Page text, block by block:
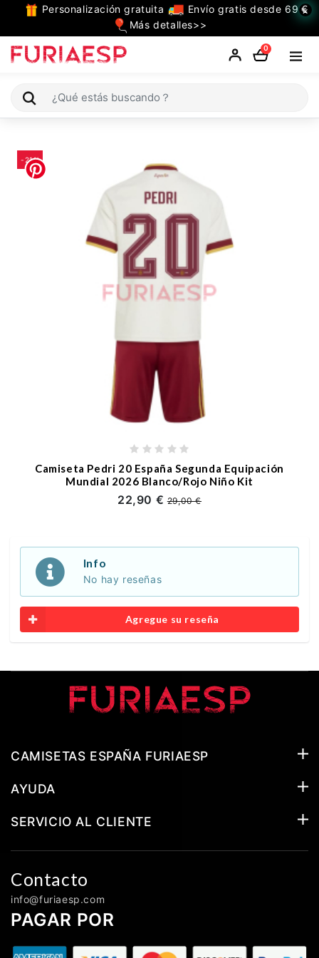
Personalización gratuita
Envío gratis desde 69 €
Más detalles>>
×
0
TODAS
LAS
CATEGORIAS
Camiseta España
Niño
-21%
Camiseta Pedri 20 España Segunda Equipación
Mundial 2026 Blanco/Rojo Niño Kit
22,90 €29,00 €
Info
No hay reseñas
Agregue su reseña
CAMISETAS ESPAÑA FURIAESP
AYUDA
SERVICIO AL CLIENTE
Contacto
info@furiaesp.com
PAGAR POR